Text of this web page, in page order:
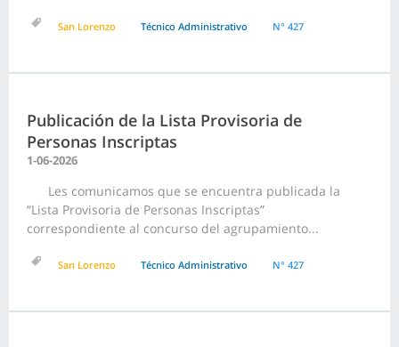
San Lorenzo Técnico Administrativo N° 427
Publicación de la Lista Provisoria de
Personas Inscriptas
1-06-2026
Les comunicamos que se encuentra publicada la
“Lista Provisoria de Personas Inscriptas”
correspondiente al concurso del agrupamiento...
San Lorenzo Técnico Administrativo N° 427